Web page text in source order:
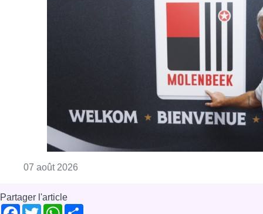
07 août 2026
Partager l'article
Facebook
TwitterWhatsApp